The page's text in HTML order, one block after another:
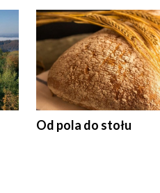
Od pola do stołu